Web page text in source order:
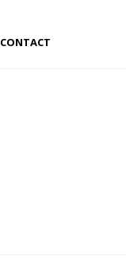
CONTACT